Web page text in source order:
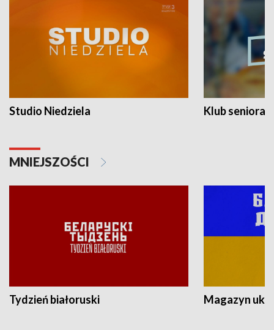
Studio Niedziela Klub seniora
MNIEJSZOŚCI
Tydzień białoruski Magazyn